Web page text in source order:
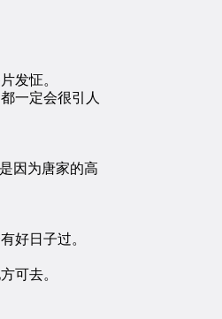
发怔。
一定会很引人
因为唐家的高
好日子过。
可去。